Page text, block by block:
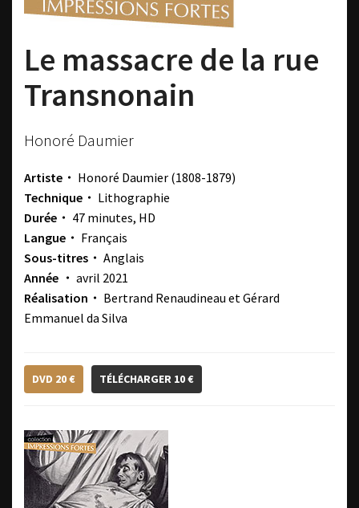
Le massacre de la rue
Transnonain
Honoré Daumier
Artiste・ Honoré Daumier (1808-1879)
Technique・ Lithographie
Durée・ 47 minutes, HD
Langue・ Français
Sous-titres・ Anglais
Année ・ avril 2021
Réalisation・ Bertrand Renaudineau et Gérard
Emmanuel da Silva
DVD 20 € TÉLÉCHARGER 10 €